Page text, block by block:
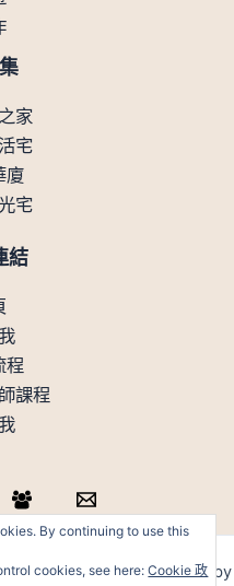
家
宅
廈
宅
結
程
課程
編:82931066 ) | Powered by
By continuing to use this
cookies, see here:Cookie 政